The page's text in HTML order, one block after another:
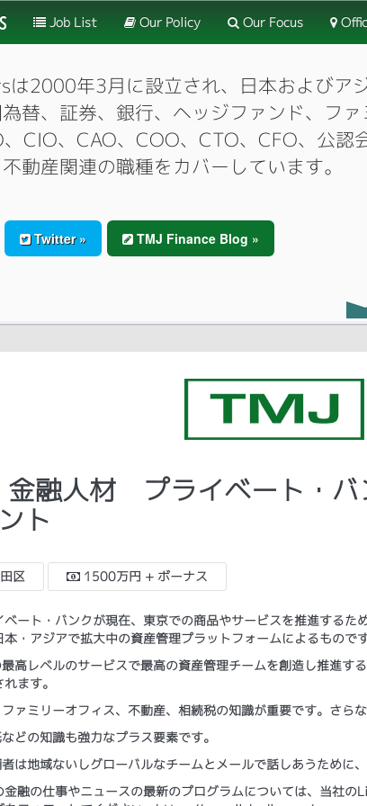
Job List Our Policy Our Focus
2000年3月に設立され、日本およびア
替、証券、銀行、ヘッジファンド、フ
CIO、CAO、COO、CTO、CFO、公
動産関連の職種をカバーしています。
Twitter » TMJ Finance Blog »
融人材 プライベート・バ
ト
区 1500万円 + ボーナス
ート・バンクが現在、東京での商品やサービスを推進するた
・アジアで拡大中の資産管理プラットフォームによるものです
高レベルのサービスで最高の資産管理チームを創造し推進す
ます。
ァミリーオフィス、不動産、相続税の知識が重要です。さら
どの知識も強力なプラス要素です。
は地域ないしグローバルなチームとメールで話しあうために
金融の仕事やニュースの最新のプログラムについては、当社